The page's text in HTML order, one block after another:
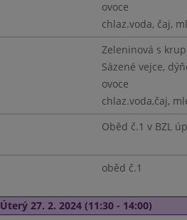
ovoce
chlaz.voda, čaj,
Zeleninová s
Sázené vejce,
ovoce
chlaz.voda,čaj,
Oběd č.1 v BZL
oběd č.1
Úterý 27. 2. 2024 (11:30 - 14:00)